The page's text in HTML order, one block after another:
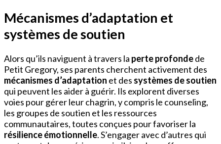
Mécanismes d’adaptation et
systèmes de soutien
Alors qu’ils naviguent à travers la perte profondede
Petit Gregory, ses parents cherchent activement des
mécanismes d’adaptation et des systèmes de soutien
qui peuvent les aider à guérir. Ils explorent diverses
voies pour gérer leur chagrin, y compris le counseling,
les groupes de soutien et les ressources
communautaires, toutes conçues pour favoriser la
résilience émotionnelle. S’engager avec d’autres qui